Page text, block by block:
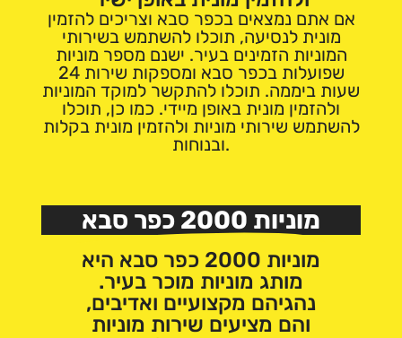
אם אתם נמצאים בכפר סבא וצריכים להזמין
מונית לנסיעה, תוכלו להשתמש בשירותי
המוניות הזמינים בעיר. ישנם מספר מוניות
שפועלות בכפר סבא ומספקות שירות 24
שעות ביממה. תוכלו להתקשר למוקד המוניות
ולהזמין מונית באופן מיידי. כמו כן, תוכלו
להשתמש שירותי מוניות ולהזמין מונית בקלות
ובנוחות.
מוניות 2000 כפר סבא
מוניות 2000 כפר סבא היא
מותג מוניות מוכר בעיר.
נהגיהם מקצועיים ואדיבים,
והם מציעים שירות מוניות